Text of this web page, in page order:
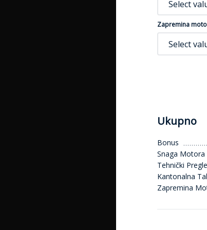
Select
Zapremina
Select
Ukupno
Bonus
Snaga Motora
Tehnički
Kantonalna
Zapremina